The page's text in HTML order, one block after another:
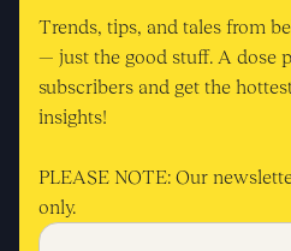
Trends, tips, and tales from
— just the good stuff. A dose
subscribers and get the
insights!
PLEASE NOTE: Our
only.